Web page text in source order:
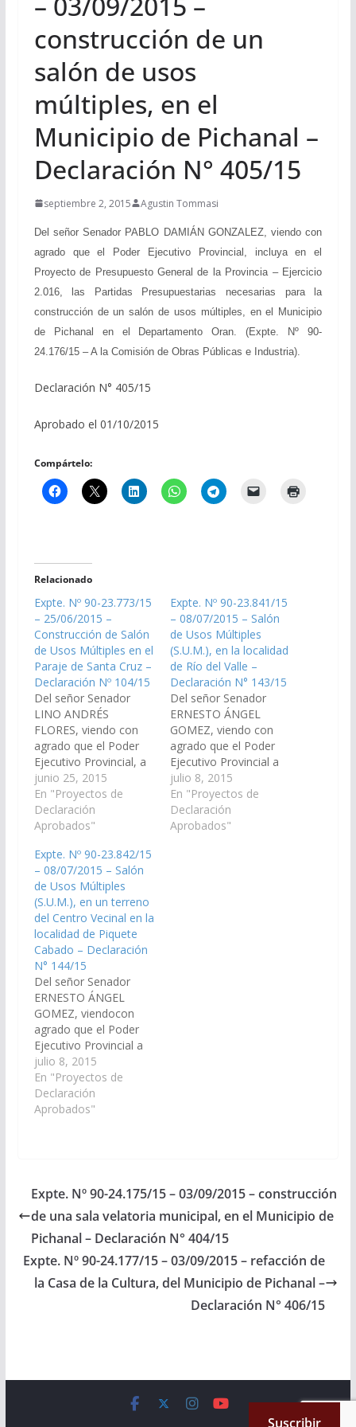
construcción de un
salón de usos
múltiples, en el
Municipio de Pichanal –
Declaración N° 405/15
septiembre 2, 2015 Agustin Tommasi
Del señor Senador PABLO DAMIÁN GONZALEZ, viendo con
agrado que el Poder Ejecutivo Provincial, incluya en el
Proyecto de Presupuesto General de la Provincia – Ejercicio
2.016, las Partidas Presupuestarias necesarias para la
construcción de un salón de usos múltiples, en el Municipio
de Pichanal en el Departamento Oran. (Expte. Nº 90-
24.176/15 – A la Comisión de Obras Públicas e Industria).
Declaración N° 405/15
Aprobado el 01/10/2015
Compártelo:
Relacionado
Expte. Nº 90-23.773/15
– 25/06/2015 –
Construcción de Salón
de Usos Múltiples en el
Paraje de Santa Cruz –
Declaración Nº 104/15
Del señor Senador
LINO ANDRÉS
FLORES, viendo con
agrado que el Poder
Ejecutivo Provincial, a
través del Ministerio de
Economía,
infraestructura y
Servicios Públicos,
mecanismos
necesarios para la
construcción de Salón
de Usos Múltiples en el
Paraje de Santa Cruz,
del Municipio de Santa
Victoria Oeste. Que
se…
junio 25, 2015
En "Proyectos de
Declaración
Aprobados"
Expte. Nº 90-23.841/15
– 08/07/2015 – Salón
de Usos Múltiples
(S.U.M.), en la localidad
de Río del Valle –
Declaración N° 143/15
Del señor Senador
ERNESTO ÁNGEL
GOMEZ, viendo con
agrado que el Poder
Ejecutivo Provincial a
través del Ministerio de
Economía,
Infraestructura y
Servicios Públicos,
julio 8, 2015
En "Proyectos de
Declaración
Aprobados"
Expte. Nº 90-23.842/15
– 08/07/2015 – Salón
de Usos Múltiples
(S.U.M.), en un terreno
del Centro Vecinal en la
localidad de Piquete
Cabado – Declaración
N° 144/15
Del señor Senador
ERNESTO ÁNGEL
GOMEZ, viendocon
agrado que el Poder
Ejecutivo Provincial a
través del Ministerio de
Economía,
Infraestructura y
Servicios Públicos,
2.016, la construcción
de un Salón de Usos
Múltiples (S.U.M.), en
un…
julio 8, 2015
En "Proyectos de
Declaración
Aprobados"
Expte. Nº 90-24.175/15 – 03/09/2015 – construcción
de una sala velatoria municipal, en el Municipio de
Pichanal – Declaración N° 404/15
Expte. Nº 90-24.177/15 – 03/09/2015 – refacción de
la Casa de la Cultura, del Municipio de Pichanal –
Declaración N° 406/15
. All rights reserved.
Suscribir